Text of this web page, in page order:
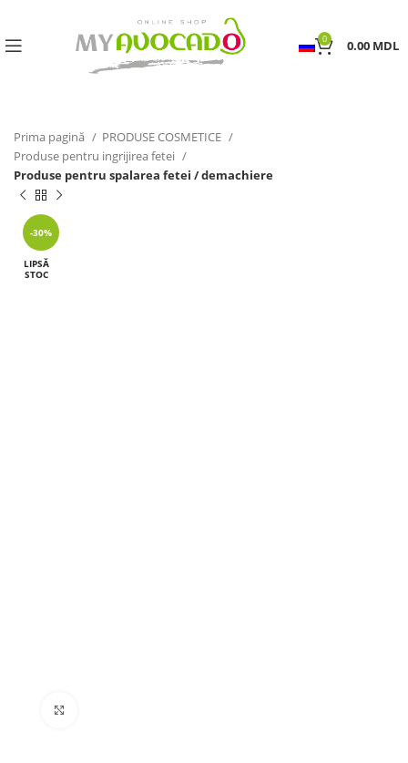
0 0.00 MDL
Prima pagină
PRODUSE COSMETICE
Produse pentru ingrijirea fetei
Produse pentru spalarea fetei / demachiere
-30%
LIPSĂ
STOC